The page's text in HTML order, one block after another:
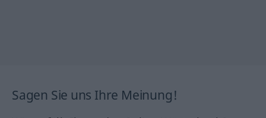
Sagen Sie uns Ihre Meinung!